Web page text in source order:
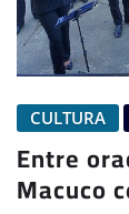
CULTURA
Entre
Macuco